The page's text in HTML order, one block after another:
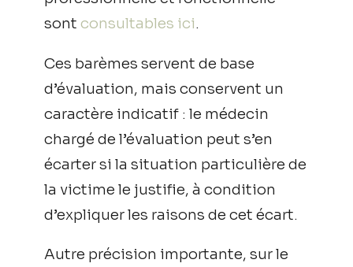
sont consultables ici.
Ces barèmes servent de base
d’évaluation, mais conservent un
caractère indicatif : le médecin
chargé de l’évaluation peut s’en
écarter si la situation particulière de
la victime le justifie, à condition
d’expliquer les raisons de cet écart.
Autre précision importante, sur le